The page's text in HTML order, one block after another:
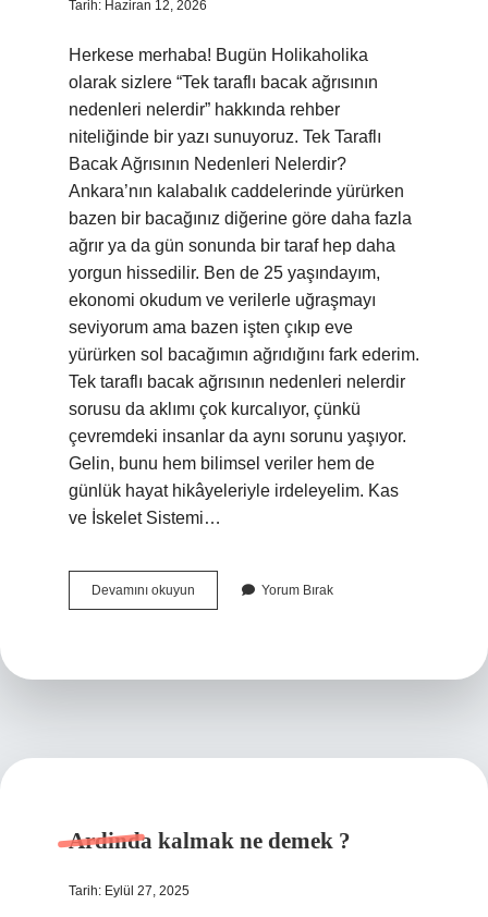
Tarih: Haziran 12, 2026
Herkese merhaba! Bugün Holikaholika
olarak sizlere “Tek taraflı bacak ağrısının
nedenleri nelerdir” hakkında rehber
niteliğinde bir yazı sunuyoruz. Tek Taraflı
Bacak Ağrısının Nedenleri Nelerdir?
Ankara’nın kalabalık caddelerinde yürürken
bazen bir bacağınız diğerine göre daha fazla
ağrır ya da gün sonunda bir taraf hep daha
yorgun hissedilir. Ben de 25 yaşındayım,
ekonomi okudum ve verilerle uğraşmayı
seviyorum ama bazen işten çıkıp eve
yürürken sol bacağımın ağrıdığını fark ederim.
Tek taraflı bacak ağrısının nedenleri nelerdir
sorusu da aklımı çok kurcalıyor, çünkü
çevremdeki insanlar da aynı sorunu yaşıyor.
Gelin, bunu hem bilimsel veriler hem de
günlük hayat hikâyeleriyle irdeleyelim. Kas
ve İskelet Sistemi…
Devamını okuyun
taraflı
Yorum Bırak
Ardinda kalmak ne demek ?
Tarih: Eylül 27, 2025